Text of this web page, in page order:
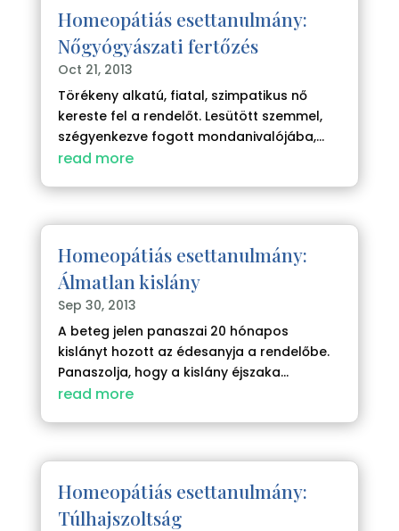
Homeopátiás esettanulmány:
Nőgyógyászati fertőzés
Oct 21, 2013
Törékeny alkatú, fiatal, szimpatikus nő
kereste fel a rendelőt. Lesütött szemmel,
szégyenkezve fogott mondanivalójába,...
read more
Homeopátiás esettanulmány:
Álmatlan kislány
Sep 30, 2013
A beteg jelen panaszai 20 hónapos
kislányt hozott az édesanyja a rendelőbe.
Panaszolja, hogy a kislány éjszaka...
read more
Homeopátiás esettanulmány:
Túlhajszoltság